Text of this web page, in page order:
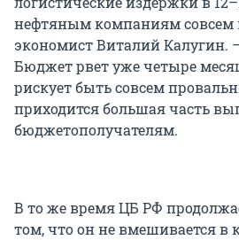
нефтяным компаниям совсем
экономист Виталий Калугин.
Бюджет рвет уже четыре
рискует быть совсем
приходится большая часть
бюджетополучателям.
В то же время ЦБ РФ
том, что он не вмешивается в